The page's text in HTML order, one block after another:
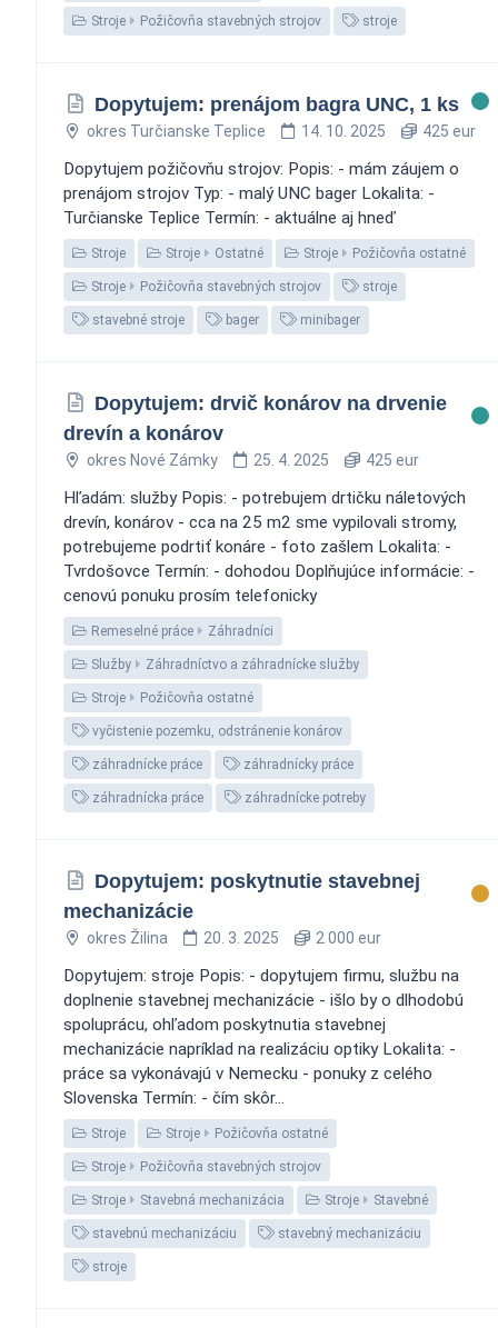
Stroje Požičovňa stavebných strojov stroje
Dopytujem: prenájom bagra UNC, 1 ks
okres Turčianske Teplice 14. 10. 2025 425 eur
Dopytujem požičovňu strojov: Popis: - mám záujem o
prenájom strojov Typ: - malý UNC bager Lokalita: -
Turčianske Teplice Termín: - aktuálne aj hneď
Stroje Stroje Ostatné Stroje Požičovňa ostatné
Stroje Požičovňa stavebných strojov stroje
stavebné stroje bager minibager
Dopytujem: drvič konárov na drvenie
drevín a konárov
okres Nové Zámky 25. 4. 2025 425 eur
Hľadám: služby Popis: - potrebujem drtičku náletových
drevín, konárov - cca na 25 m2 sme vypilovali stromy,
potrebujeme podrtiť konáre - foto zašlem Lokalita: -
Tvrdošovce Termín: - dohodou Doplňujúce informácie: -
cenovú ponuku prosím telefonicky
Remeselné práce Záhradníci
Služby Záhradníctvo a záhradnícke služby
Stroje Požičovňa ostatné
vyčistenie pozemku, odstránenie konárov
záhradnícke práce záhradnícky práce
záhradnícka práce záhradnícke potreby
Dopytujem: poskytnutie stavebnej
mechanizácie
okres Žilina 20. 3. 2025 2 000 eur
Dopytujem: stroje Popis: - dopytujem firmu, službu na
doplnenie stavebnej mechanizácie - išlo by o dlhodobú
spoluprácu, ohľadom poskytnutia stavebnej
mechanizácie napríklad na realizáciu optiky Lokalita: -
práce sa vykonávajú v Nemecku - ponuky z celého
Slovenska Termín: - čím skôr...
Stroje Stroje Požičovňa ostatné
Stroje Požičovňa stavebných strojov
Stroje Stavebná mechanizácia Stroje Stavebné
stavebnú mechanizáciu stavebný mechanizáciu
stroje